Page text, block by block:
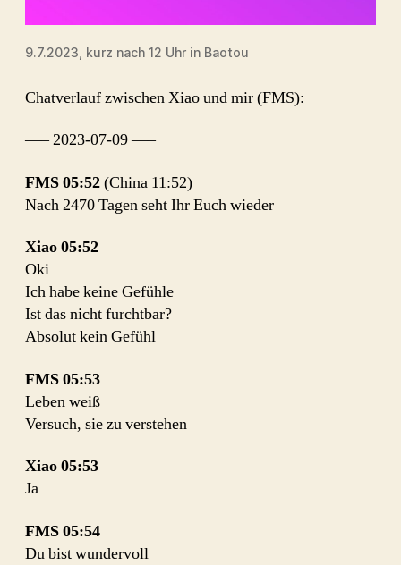
9.7.2023, kurz nach 12 Uhr in Baotou
Chatverlauf zwischen Xiao und mir (FMS):
—– 2023-07-09 —–
FMS 05:52(China 11:52)
Nach 2470 Tagen seht Ihr Euch wieder
Xiao 05:52
Oki
Ich habe keine Gefühle
Ist das nicht furchtbar?
Absolut kein Gefühl
FMS05:53
Leben weiß
Versuch, sie zu verstehen
Xiao05:53
Ja
FMS05:54
Du bist wundervoll